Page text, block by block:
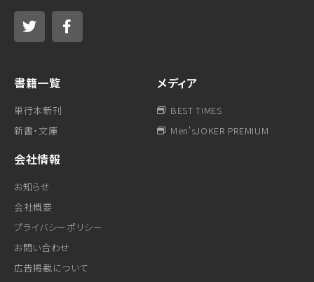
書籍一覧
単行本新刊
新書・文庫
メディア
BEST TiMES
Men'sJOKER PREMIUM
会社情報
お知らせ
会社概要
プライバシーポリシー
お問い合わせ
広告掲載について